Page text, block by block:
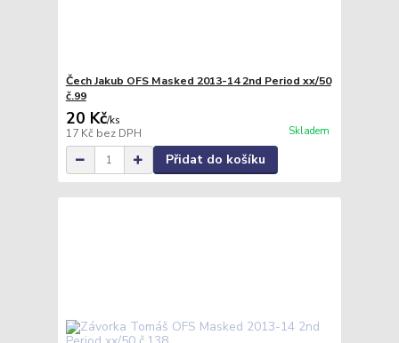
Čech Jakub OFS Masked 2013-14 2nd Period xx/50
č.99
20 Kč/ks
17 Kč bez DPH Skladem
Přidat do košíku